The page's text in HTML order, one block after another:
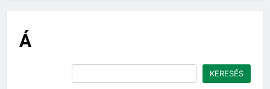
Á
KERESÉS